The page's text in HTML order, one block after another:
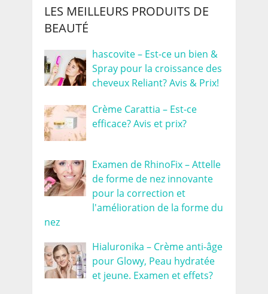
LES MEILLEURS PRODUITS DE
BEAUTÉ
hascovite – Est-ce un bien &
Spray pour la croissance des
cheveux Reliant? Avis & Prix!
Crème Carattia – Est-ce
efficace? Avis et prix?
Examen de RhinoFix – Attelle
de forme de nez innovante
pour la correction et
l'amélioration de la forme du
nez
Hialuronika – Crème anti-âge
pour Glowy, Peau hydratée
et jeune. Examen et effets?